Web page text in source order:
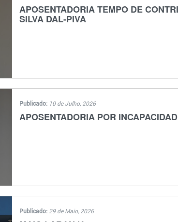
APOSENTADORIA TEMPO DE
SILVA DAL-PIVA
Publicado: 10 de Julho, 2026
APOSENTADORIA POR
Publicado: 29 de Maio, 2026